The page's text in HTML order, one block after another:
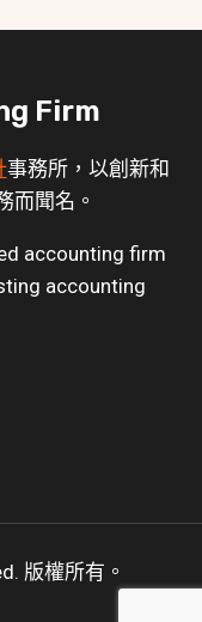
Firm
事務所，以創新和
而聞名。
accounting firm
accounting
版權所有。